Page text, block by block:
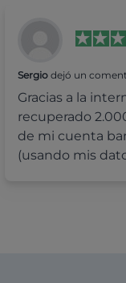
Sergiodejó un
Gracias a la
recuperado
de mi cuenta
(usando mis